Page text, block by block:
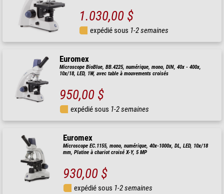
1.030,00 $
expédié sous 1-2 semaines
Euromex
Microscope BioBlue, BB.4225, numérique, mono, DIN, 40x - 400x,
10x/18, LED, 1W, avec table à mouvements croisés
950,00 $
expédié sous 1-2 semaines
Euromex
Microscope EC.1155, mono, numérique, 40x-1000x, DL, LED, 10x/18
mm, Platine à chariot croisé X-Y, 5 MP
930,00 $
expédié sous 1-2 semaines